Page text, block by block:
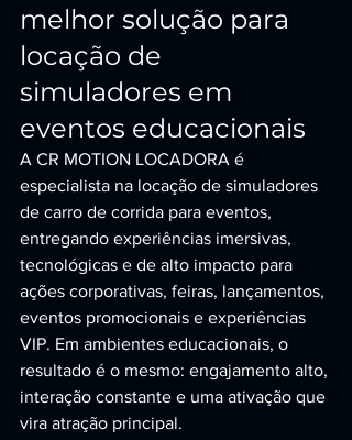
melhor solução para
locação de
simuladores em
eventos educacionais
A CR MOTION LOCADORA é
especialista na locação de simuladores
de carro de corrida para eventos,
entregando experiências imersivas,
tecnológicas e de alto impacto para
ações corporativas, feiras, lançamentos,
eventos promocionais e experiências
VIP. Em ambientes educacionais, o
resultado é o mesmo: engajamento alto,
interação constante e uma ativação que
vira atração principal.